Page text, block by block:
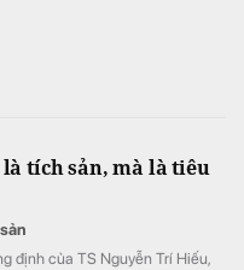
tích sản, mà là tiêu
định của TS Nguyễn Trí Hiếu,